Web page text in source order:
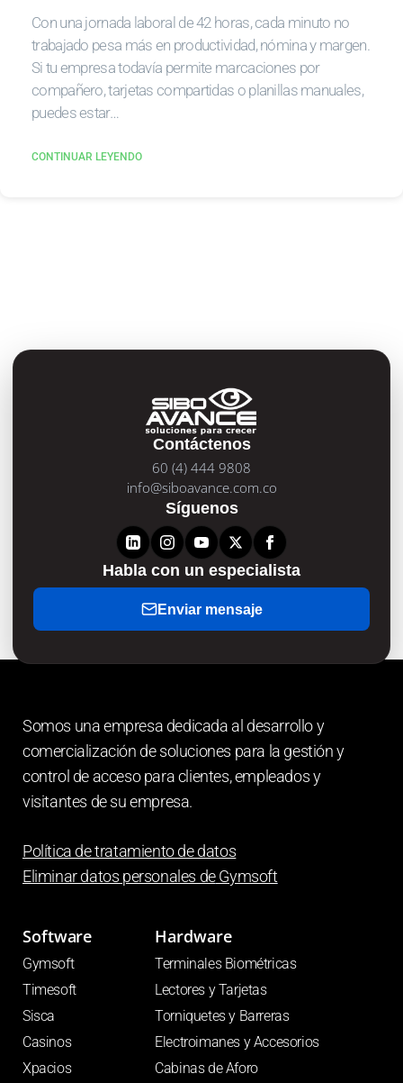
Con una jornada laboral de 42 horas, cada minuto no
trabajado pesa más en productividad, nómina y margen.
Si tu empresa todavía permite marcaciones por
compañero, tarjetas compartidas o planillas manuales,
puedes estar…
CONTINUAR LEYENDO
Contáctenos
60 (4) 444 9808
info@siboavance.com.co
Síguenos
Habla con un especialista
Enviar mensaje
Somos una empresa dedicada al desarrollo y
comercialización de soluciones para la gestión y
control de acceso para clientes, empleados y
visitantes de su empresa.
Política de tratamiento de datos
Eliminar datos personales deGymsoft
Software
Gymsoft
Timesoft
Sisca
Casinos
Xpacios
Hardware
Terminales Biométricas
Lectores y Tarjetas
Torniquetes y Barreras
Electroimanes y Accesorios
Cabinas de Aforo